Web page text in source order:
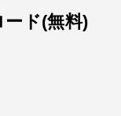
ド(無料)